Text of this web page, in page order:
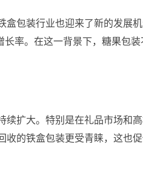
包装行业也迎来了新的发展
率。在这一背景下，糖果包
扩大。特别是在礼品市场和
的铁盒包装更受青睐，这也